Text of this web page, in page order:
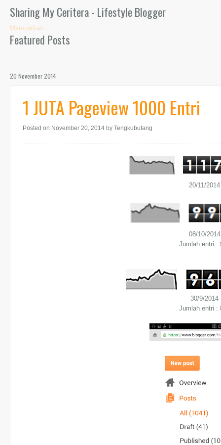
Sharing My Ceritera - Lifestyle Blogger
Memuatkan ...
Featured Posts
20 November 2014
1 JUTA Pageview 1000 Entri
Posted on November 20, 2014 by Tengkubutang
20/11/2014
08/10/2014
Jumlah entri :
30/9/2014
Jumlah entri :